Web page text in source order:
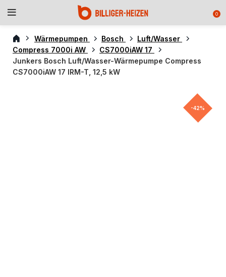
0
Wärmepumpen Bosch
Luft/Wasser
Compress 7000i AW
CS7000iAW 17
Junkers Bosch Luft/Wasser-Wärmepumpe Compress
CS7000iAW 17 IRM-T, 12,5 kW
-42%